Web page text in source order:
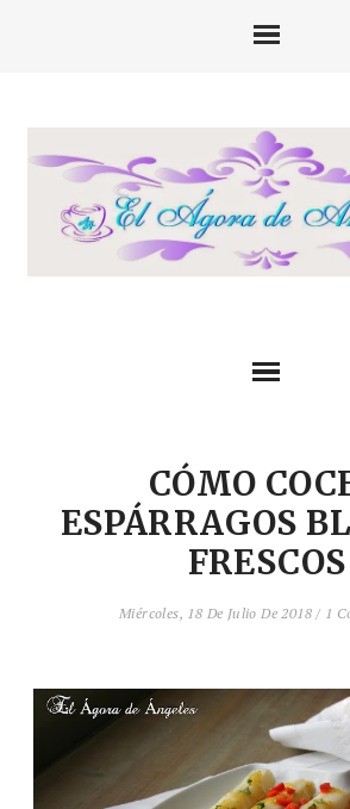
CÓMO
ESPÁRRAGOS
FRESCOS
Miércoles, 18 De Julio De 2018 / 1